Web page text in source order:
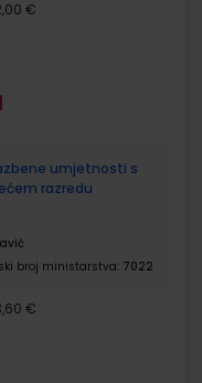
€
umjetnosti s
razredu
broj ministarstva: 7022
€